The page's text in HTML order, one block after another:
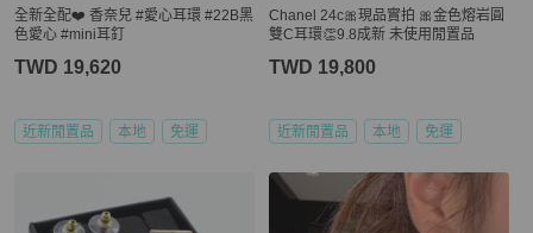
全新全配❤️ 香奈兒 #愛心耳環 #22B黑
色愛心 #mini耳釘
TWD 19,620
近新閒置品 本地 免運
Chanel 24c🎀現品實拍 🎀金色熔岩圓
雙C耳環👏9.8成新 未使用閒置品
TWD 19,800
近新閒置品 本地 免運